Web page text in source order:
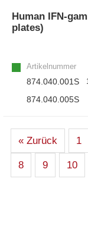
Human IFN-
plates)
Artikelnummer
874.040.001S
874.040.005S
« Zurück 1
8 9 10